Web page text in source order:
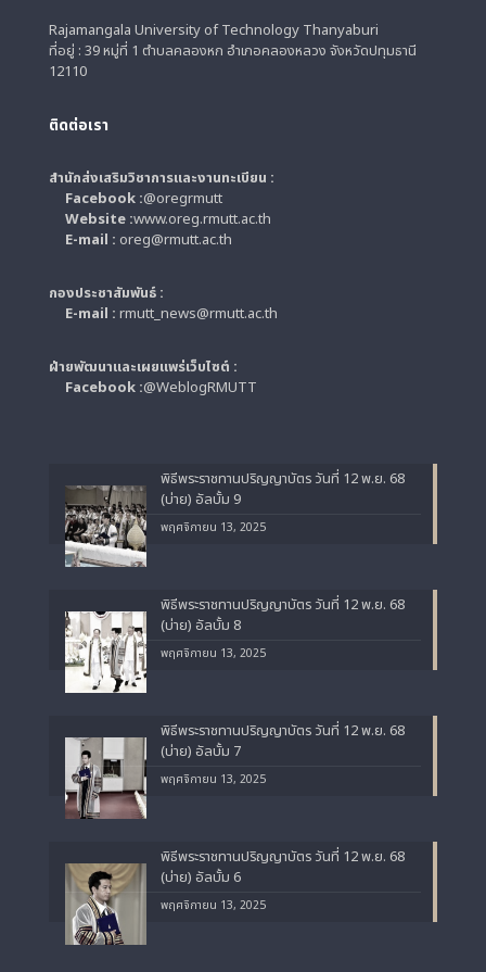
Rajamangala University of Technology Thanyaburi
ที่อยู่ : 39 หมู่ที่ 1 ตำบลคลองหก อำเภอคลองหลวง จังหวัดปทุมธานี
12110
ติดต่อเรา
สำนักส่งเสริมวิชาการและงานทะเบียน :
Facebook :@oregrmutt
Website :www.oreg.rmutt.ac.th
E-mail : oreg@rmutt.ac.th
กองประชาสัมพันธ์ :
E-mail : rmutt_news@rmutt.ac.th
ฝ่ายพัฒนาและเผยแพร่เว็บไซต์ :
Facebook :@WeblogRMUTT
พิธีพระราชทานปริญญาบัตร วันที่ 12 พ.ย. 68
(บ่าย) อัลบั้ม 9
พฤศจิกายน 13, 2025
พิธีพระราชทานปริญญาบัตร วันที่ 12 พ.ย. 68
(บ่าย) อัลบั้ม 8
พฤศจิกายน 13, 2025
พิธีพระราชทานปริญญาบัตร วันที่ 12 พ.ย. 68
(บ่าย) อัลบั้ม 7
พฤศจิกายน 13, 2025
พิธีพระราชทานปริญญาบัตร วันที่ 12 พ.ย. 68
(บ่าย) อัลบั้ม 6
พฤศจิกายน 13, 2025